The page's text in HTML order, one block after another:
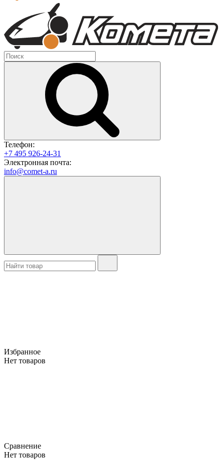
Телефон:
+7 495 926-24-31
Электронная почта:
info@comet-a.ru
Избранное
Нет товаров
Сравнение
Нет товаров